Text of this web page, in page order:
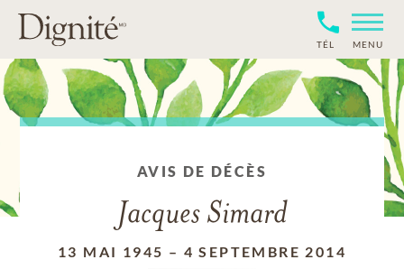
TÉL MENU
AVIS DE DÉCÈS
Jacques Simard
13 MAI 1945 – 4 SEPTEMBRE 2014